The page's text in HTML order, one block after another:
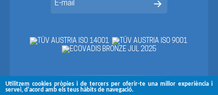
Utilitzem cookies pròpies i de tercers per oferir-te una millor experiència i
servei, d'acord amb els teus hàbits de navegació.
Segueix-nos a